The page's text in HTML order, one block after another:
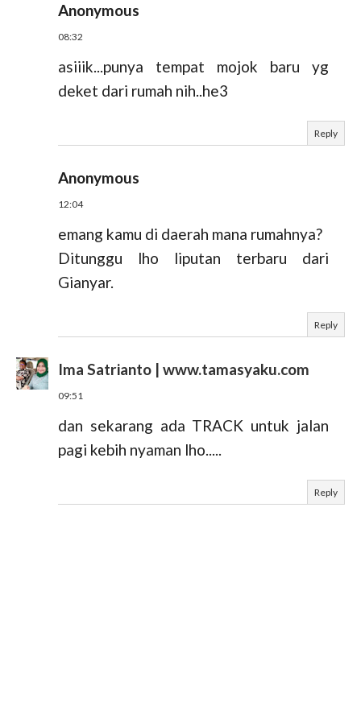
Anonymous
08:32
asiiik...punya tempat mojok baru yg
deket dari rumah nih..he3
Reply
Anonymous
12:04
emang kamu di daerah mana rumahnya?
Ditunggu lho liputan terbaru dari
Gianyar.
Reply
Ima Satrianto | www.tamasyaku.com
09:51
dan sekarang ada TRACK untuk jalan
pagi kebih nyaman lho.....
Reply